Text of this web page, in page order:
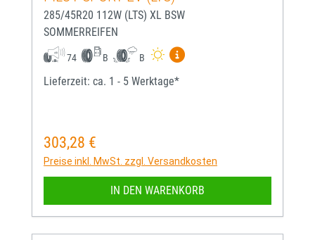
285/45R20 112W (LTS) XL BSW
SOMMERREIFEN
74 B B
Mehr Informationen zum
Lieferzeit: ca. 1 - 5 Werktage*
Regulärer Preis:
303,28 €
Preise inkl. MwSt. zzgl. Versandkosten
IN DEN WARENKORB